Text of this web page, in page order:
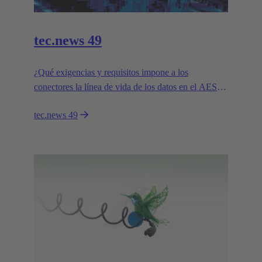
tec.news 49
¿Qué exigencias y requisitos impone a los
conectores la línea de vida de los datos en el AES?
posible si se dispone del conector adecuado.
tec.news 49